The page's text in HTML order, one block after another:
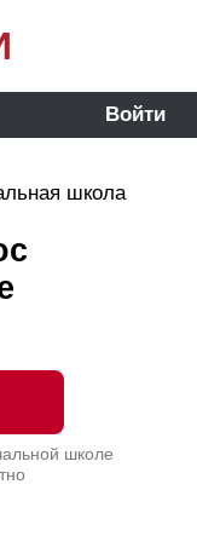
Войти
школа
школе